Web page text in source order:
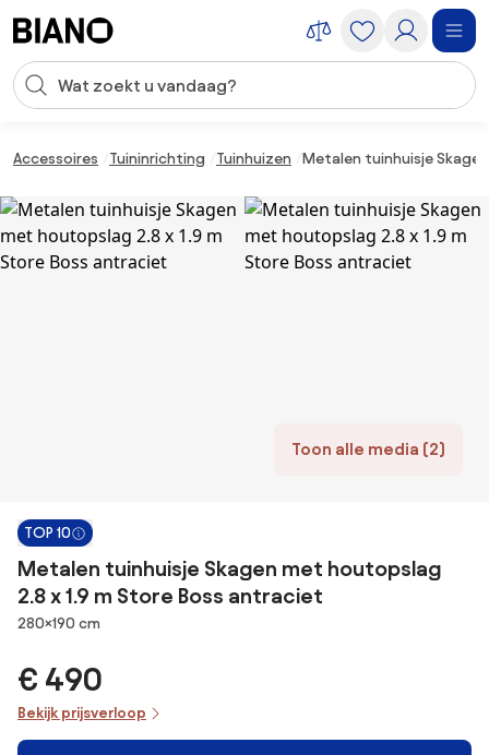
Zoekopdracht invoeren
Accessoires Tuininrichting Tuinhuizen Metalen tuinhuisje
Toon alle media (2)
TOP 10
Metalen tuinhuisje Skagen met houtopslag
2.8 x 1.9 m Store Boss antraciet
Afmetingen
280×190 cm
€ 490
Bekijk prijsverloop